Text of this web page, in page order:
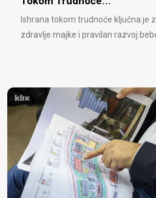
Ishrana tokom trudnoće ključna je
zdravlje majke i pravilan razvoj